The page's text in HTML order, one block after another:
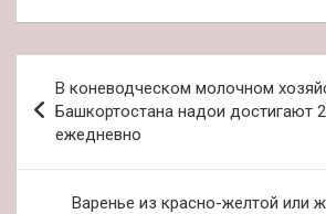
по
записям
В коневодческом молочном
Башкортостана надои достигают
ежедневно
Варенье из красно-желтой или